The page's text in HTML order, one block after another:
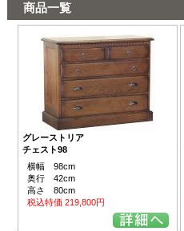
商品一覧
グレーストリア
チェスト98
横幅 98cm
奥行 42cm
高さ 80cm
税込特価 219,800円